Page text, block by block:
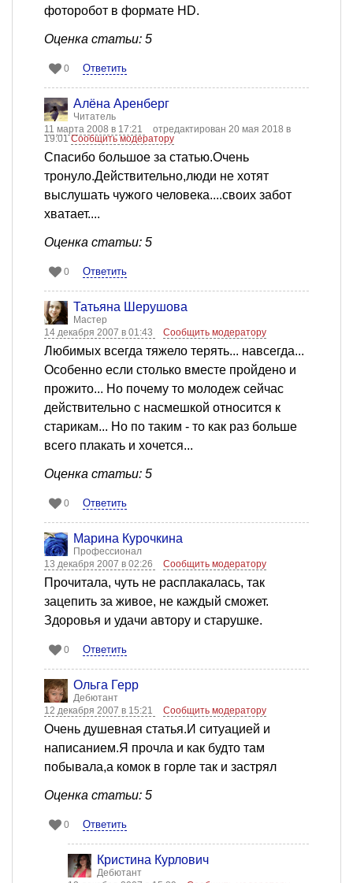
фоторобот в формате HD.
Оценка статьи: 5
0 Ответить
Алёна Аренберг
Читатель
11 марта 2008 в 17:21
отредактирован 20 мая 2018 в
19:01Сообщить модератору
Спасибо большое за статью.Очень
тронуло.Действительно,люди не хотят
выслушать чужого человека....своих забот
хватает....
Оценка статьи: 5
0 Ответить
Татьяна Шерушова
Мастер
14 декабря 2007 в 01:43
Сообщить модератору
Любимых всегда тяжело терять... навсегда...
Особенно если столько вместе пройдено и
прожито... Но почему то молодеж сейчас
действительно с насмешкой относится к
старикам... Но по таким - то как раз больше
всего плакать и хочется...
Оценка статьи: 5
0 Ответить
Марина Курочкина
Профессионал
13 декабря 2007 в 02:26
Сообщить модератору
Прочитала, чуть не расплакалась, так
зацепить за живое, не каждый сможет.
Здоровья и удачи автору и старушке.
0 Ответить
Ольга Герр
Дебютант
12 декабря 2007 в 15:21
Сообщить модератору
Очень душевная статья.И ситуацией и
написанием.Я прочла и как будто там
побывала,а комок в горле так и застрял
Оценка статьи: 5
0 Ответить
Кристина Курлович
Дебютант